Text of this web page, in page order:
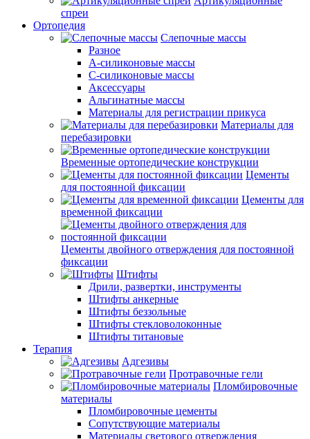
спреи
Ортопедия
Слепочные массы
Разное
А-силиконовые массы
С-силиконовые массы
Аксессуары
Альгинатные массы
Материалы для регистрации прикуса
Материалы для
перебазировки
Временные ортопедические конструкции
Цементы
для постоянной фиксации
Цементы для
временной фиксации
Цементы двойного отверждения для постоянной
фиксации
Штифты
Дрили, развертки, инструменты
Штифты анкерные
Штифты беззольные
Штифты стекловолоконные
Штифты титановые
Терапия
Адгезивы
Протравочные гели
Пломбировочные
материалы
Пломбировочные цементы
Сопутствующие материалы
Материалы светового отверждения